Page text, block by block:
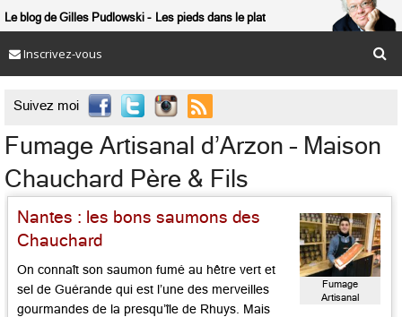
Le blog de Gilles Pudlowski Les pieds dans le plat
Inscrivez-vous
Suivez moi 
Fumage Artisanal d’Arzon – Maison
Chauchard Père & Fils
Nantes : les bons saumons des
Chauchard
On connaît son saumon fumé au hêtre vert et
sel de Guérande qui est l’une des merveilles
gourmandes de la presqu’île de Rhuys. Mais
Fumage
Artisanal